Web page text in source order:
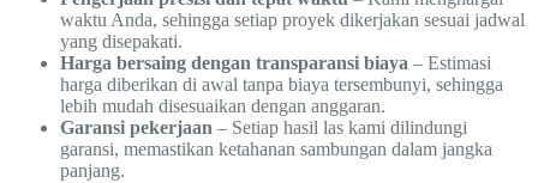
waktu Anda, sehingga setiap proyek dikerjakan sesuai jadwal
yang disepakati.
Harga bersaing dengan transparansi biaya – Estimasi
harga diberikan di awal tanpa biaya tersembunyi, sehingga
lebih mudah disesuaikan dengan anggaran.
Garansi pekerjaan – Setiap hasil las kami dilindungi
garansi, memastikan ketahanan sambungan dalam jangka
panjang.